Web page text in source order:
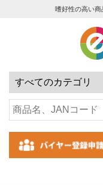
嗜好性の高い商